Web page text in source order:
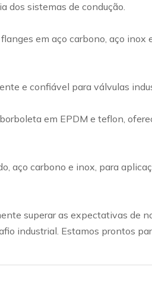
dos sistemas de condução.
em aço carbono, aço inox
e confiável para válvulas
em EPDM e teflon,
aço carbono e inox, para
superar as expectativas de
industrial. Estamos prontos